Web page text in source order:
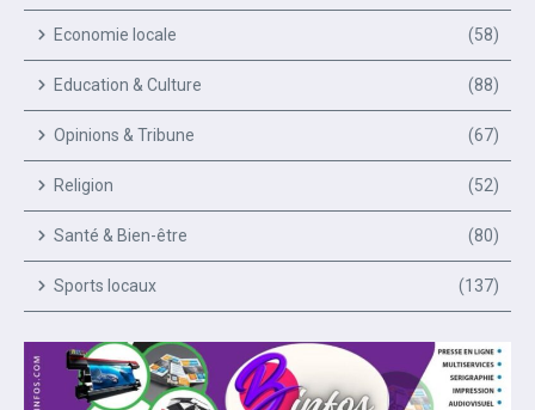
Economie locale (58)
Education & Culture (88)
Opinions & Tribune (67)
Religion (52)
Santé & Bien-être (80)
Sports locaux (137)